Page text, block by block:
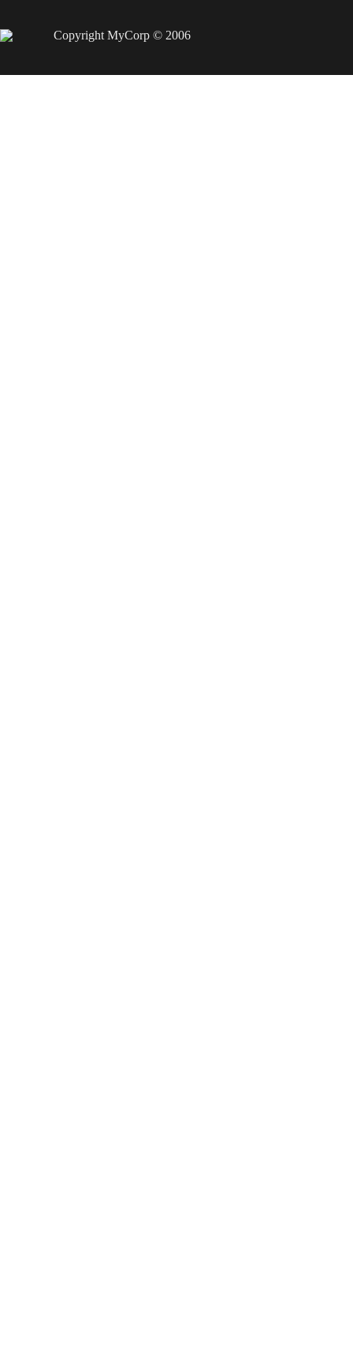
Copyright MyCorp © 2006